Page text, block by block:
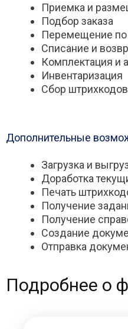
Приемка и
Подбор заказа
Перемещение по
Списание и
Комплектация и
Инвентаризация
Сбор штрихкодов
Дополнительные
Загрузка и
Доработка
Печать
Получение
Получение
Создание
Отправка
Подробнее о